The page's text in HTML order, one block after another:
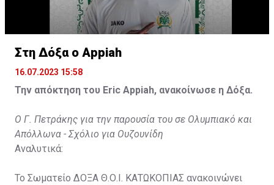
Στη Δόξα ο Appiah
16.07.2023 15:58
Την απόκτηση του Eric Appiah, ανακοίνωσε η Δόξα.
Ο Γ. Πετράκης για την παρουσία του σε Ολυμπιακό και
Απόλλωνα - Σχόλιο για Ουζουνίδη
Αναλυτικά:
Το Σωματείο ΔΟΞΑ Θ.Ο.Ι. ΚΑΤΩΚΟΠΙΑΣ ανακοινώνει